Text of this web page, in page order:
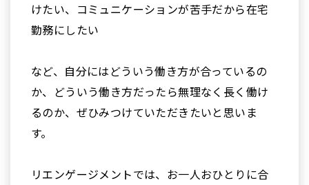
けたい、コミュニケーションが苦手だから在宅
勤務にしたい
など、自分にはどういう働き方が合っているの
か、どういう働き方だったら無理なく長く働け
るのか、ぜひみつけていただきたいと思いま
す。
リエンゲージメントでは、お一人おひとりに合